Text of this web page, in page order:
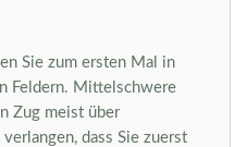
Sie zum ersten Mal in
Feldern. Mittelschwere
Zug meist über
dass Sie zuerst